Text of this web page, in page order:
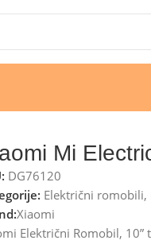
Mi
DG76120
Električni romobili,
Xiaomi
Električni Romobil,